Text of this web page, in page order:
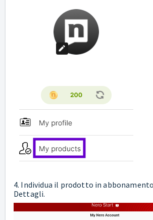
4. Individua il prodotto in
Dettagli.